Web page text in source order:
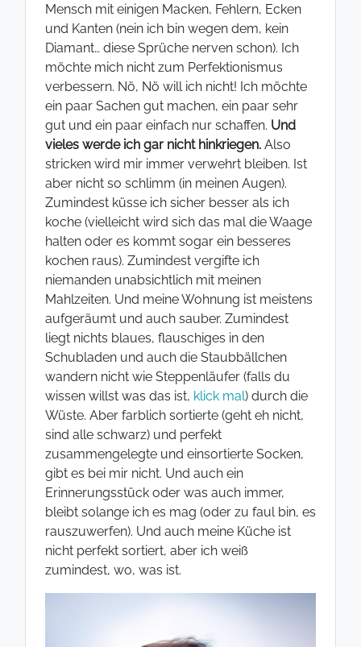
Mensch mit einigen Macken, Fehlern, Ecken
und Kanten (nein ich bin wegen dem, kein
Diamant… diese Sprüche nerven schon). Ich
möchte mich nicht zum Perfektionismus
verbessern. Nö, Nö will ich nicht! Ich möchte
ein paar Sachen gut machen, ein paar sehr
gut und ein paar einfach nur schaffen. Und
vieles werde ich gar nicht hinkriegen. Also
stricken wird mir immer verwehrt bleiben. Ist
aber nicht so schlimm (in meinen Augen).
Zumindest küsse ich sicher besser als ich
koche (vielleicht wird sich das mal die Waage
halten oder es kommt sogar ein besseres
kochen raus). Zumindest vergifte ich
niemanden unabsichtlich mit meinen
Mahlzeiten. Und meine Wohnung ist meistens
aufgeräumt und auch sauber. Zumindest
liegt nichts blaues, flauschiges in den
Schubladen und auch die Staubbällchen
wandern nicht wie Steppenläufer (falls du
wissen willst was das ist, klick mal) durch die
Wüste. Aber farblich sortierte (geht eh nicht,
sind alle schwarz) und perfekt
zusammengelegte und einsortierte Socken,
gibt es bei mir nicht. Und auch ein
Erinnerungsstück oder was auch immer,
bleibt solange ich es mag (oder zu faul bin, es
rauszuwerfen). Und auch meine Küche ist
nicht perfekt sortiert, aber ich weiß
zumindest, wo, was ist.